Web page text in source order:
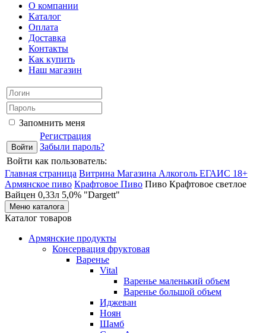
О компании
Каталог
Оплата
Доставка
Контакты
Как купить
Наш магазин
Запомнить меня
Регистрация
Забыли пароль?
Войти как пользователь:
Главная страница Витрина Магазина Алкоголь ЕГАИС 18+
Армянское пиво Крафтовое Пиво Пиво Крафтовое светлое
Вайцен 0,33л 5,0% "Dargett"
Меню каталога
Каталог товаров
Армянские продукты
Консервация фруктовая
Варенье
Vital
Варенье маленький объем
Варенье большой объем
Иджеван
Ноян
Шамб